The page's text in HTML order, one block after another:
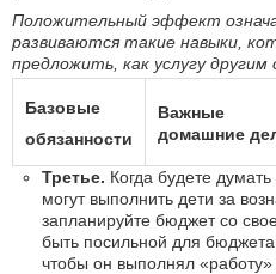
Положительный эффект
развиваются такие навыки,
предложить, как услугу другим
Базовые
обязанности
Важные
домашние
Третье. Когда будете
могут выполнить дети за
запланируйте бюджет со
быть посильной для
чтобы он выполнял «работу»